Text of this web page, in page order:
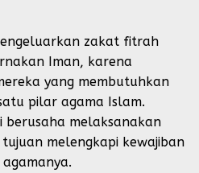
zakat fitrah
Iman, karena
yang membutuhkan
pilar agama Islam.
berusaha melaksanakan
melengkapi kewajiban